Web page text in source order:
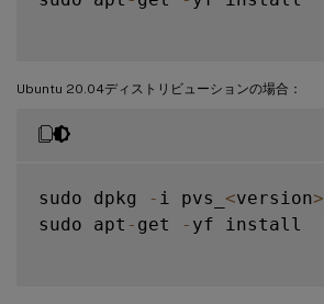
Ubuntu 20.04ディストリビューションの場合：
sudo dpkg - i pvs_ <version>
sudo apt - get - yf install